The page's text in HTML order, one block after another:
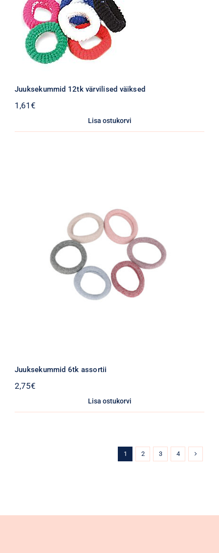
Juuksekummid 12tk värvilised väiksed
1,61 €
Lisa ostukorvi
Juuksekummid 6tk assortii
2,75€
Lisa ostukorvi
1 2 3 4